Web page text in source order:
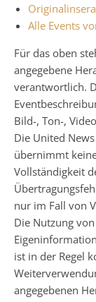
Alle Events
Für das oben
angegebene
verantwortlich.
Bild-, Ton-,
Die United
übernimmt
Vollständigkeit
nur im Fall von
Die Nutzung
ist in der Regel
angegebenen